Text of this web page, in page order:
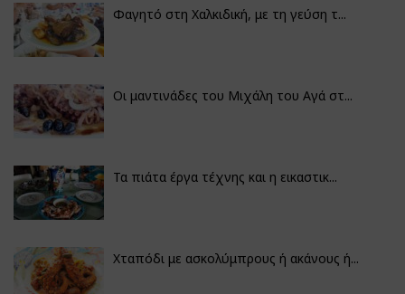
Φαγητό στη Χαλκιδική, με τη γεύση τ...
Οι μαντινάδες του Μιχάλη του Αγά στ...
Τα πιάτα έργα τέχνης και η εικαστικ...
Χταπόδι με ασκολύμπρους ή ακάνους ή...